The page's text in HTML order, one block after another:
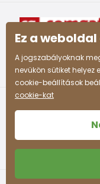
Ez a
A jogszabályoknak
nevükön sütiket helyez
cookie-beállítások
cookie-kat